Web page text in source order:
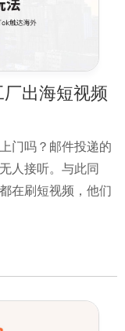
出海短视频
门吗？邮件投递的
人接听。与此同
在刷短视频，他们